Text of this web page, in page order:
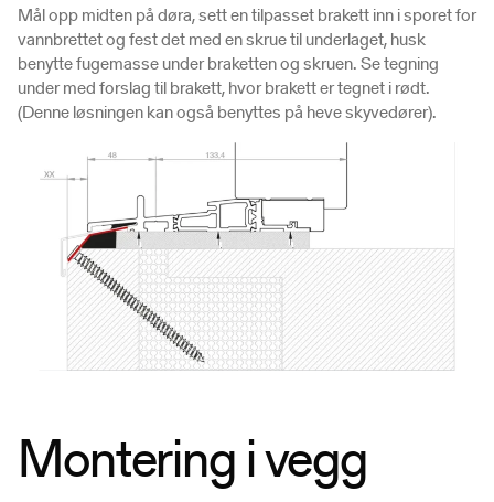
Mål opp midten på døra, sett en tilpasset brakett inn i sporet for
vannbrettet og fest det med en skrue til underlaget, husk
benytte fugemasse under braketten og skruen. Se tegning
under med forslag til brakett, hvor brakett er tegnet i rødt.
(Denne løsningen kan også benyttes på heve skyvedører).
Montering i vegg